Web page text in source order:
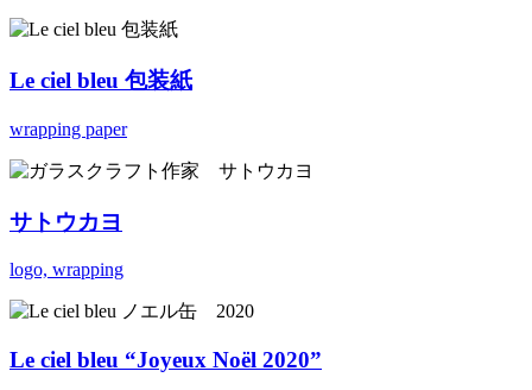
Le ciel bleu 包装紙
wrapping paper
サトウカヨ
logo, wrapping
Le ciel bleu “Joyeux Noël 2020”